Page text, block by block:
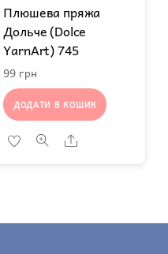
Плюшева пряжа
Дольче (Dolce
YarnArt) 745
99 грн
ДОДАТИ В КОШИК
Share